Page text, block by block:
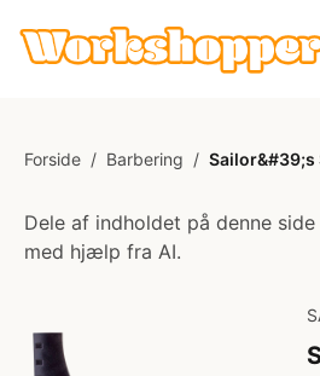
Forside / Barbering / Sailor&#39;s
Dele af indholdet på denne
med hjælp fra AI.